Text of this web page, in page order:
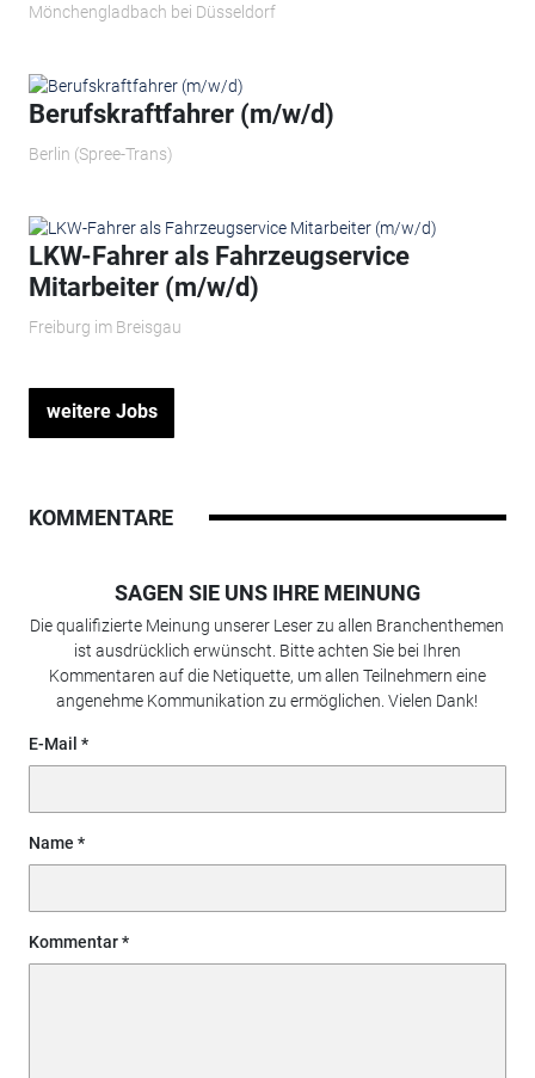
Mönchengladbach bei Düsseldorf
Berufskraftfahrer (m/w/d)
Berlin (Spree-Trans)
LKW-Fahrer als Fahrzeugservice
Mitarbeiter (m/w/d)
Freiburg im Breisgau
weitere Jobs
KOMMENTARE
SAGEN SIE UNS IHRE MEINUNG
Die qualifizierte Meinung unserer Leser zu allen Branchenthemen
ist ausdrücklich erwünscht. Bitte achten Sie bei Ihren
Kommentaren auf die Netiquette, um allen Teilnehmern eine
angenehme Kommunikation zu ermöglichen. Vielen Dank!
E-Mail
Name
Kommentar